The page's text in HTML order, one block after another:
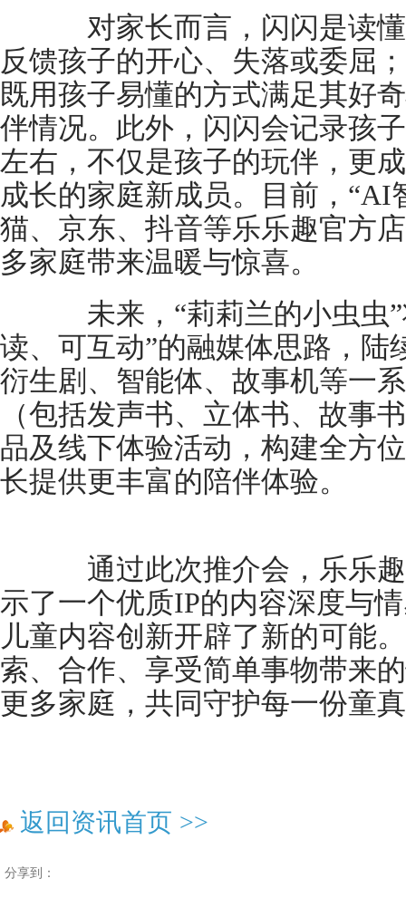
对家长而言，闪闪是读懂
反馈孩子的开心、失落或委屈
既用孩子易懂的方式满足其好
伴情况。此外，闪闪会记录孩
左右，不仅是孩子的玩伴，更
成长的家庭新成员。目前，“AI
猫、京东、抖音等乐乐趣官方
多家庭带来温暖与惊喜。
未来，“莉莉兰的小虫虫”
读、可互动”的融媒体思路，陆
衍生剧、智能体、故事机等一
（包括发声书、立体书、故事
品及线下体验活动，构建全方
长提供更丰富的陪伴体验。
通过此次推介会，乐乐趣
示了一个优质IP的内容深度与
儿童内容创新开辟了新的可能
索、合作、享受简单事物带来
更多家庭，共同守护每一份童
返回资讯首页 >>
分享到：